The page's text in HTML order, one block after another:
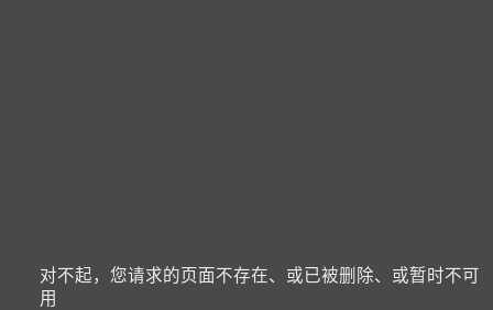
对不起，您请求的页面不存在、或已被删除、或暂时不可
用